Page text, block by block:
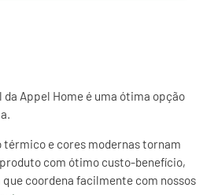
da Appel Home é uma ótima opção
e cores modernas tornam
com ótimo custo-benefício,
coordena facilmente com nossos